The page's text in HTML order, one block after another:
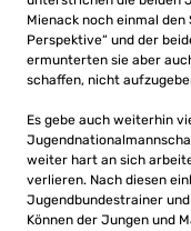
Mienack noch einmal
Perspektive“ und der
ermunterten sie aber
schaffen, nicht
Es gebe auch weiterhin
weiter hart an sich
verlieren. Nach diesen
Jugendbundestrainer
Können der Jungen und